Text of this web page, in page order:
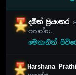
දමිත් ප්‍රියංකර
පතන්න.
මෙතැනින්
Harshana